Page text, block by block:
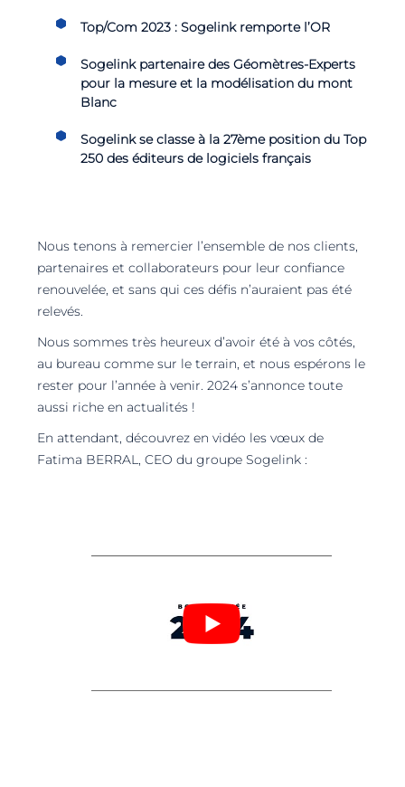
Top/Com 2023 : Sogelink remporte l’OR
Sogelink partenaire des Géomètres-Experts
pour la mesure et la modélisation du mont
Blanc
Sogelink se classe à la 27ème position du Top
250 des éditeurs de logiciels français
Nous tenons à remercier l’ensemble de nos clients,
partenaires et collaborateurs pour leur confiance
renouvelée, et sans qui ces défis n’auraient pas été
relevés.
Nous sommes très heureux d’avoir été à vos côtés,
au bureau comme sur le terrain, et nous espérons le
rester pour l’année à venir. 2024 s’annonce toute
aussi riche en actualités !
En attendant, découvrez en vidéo les vœux de
Fatima BERRAL, CEO du groupe Sogelink :